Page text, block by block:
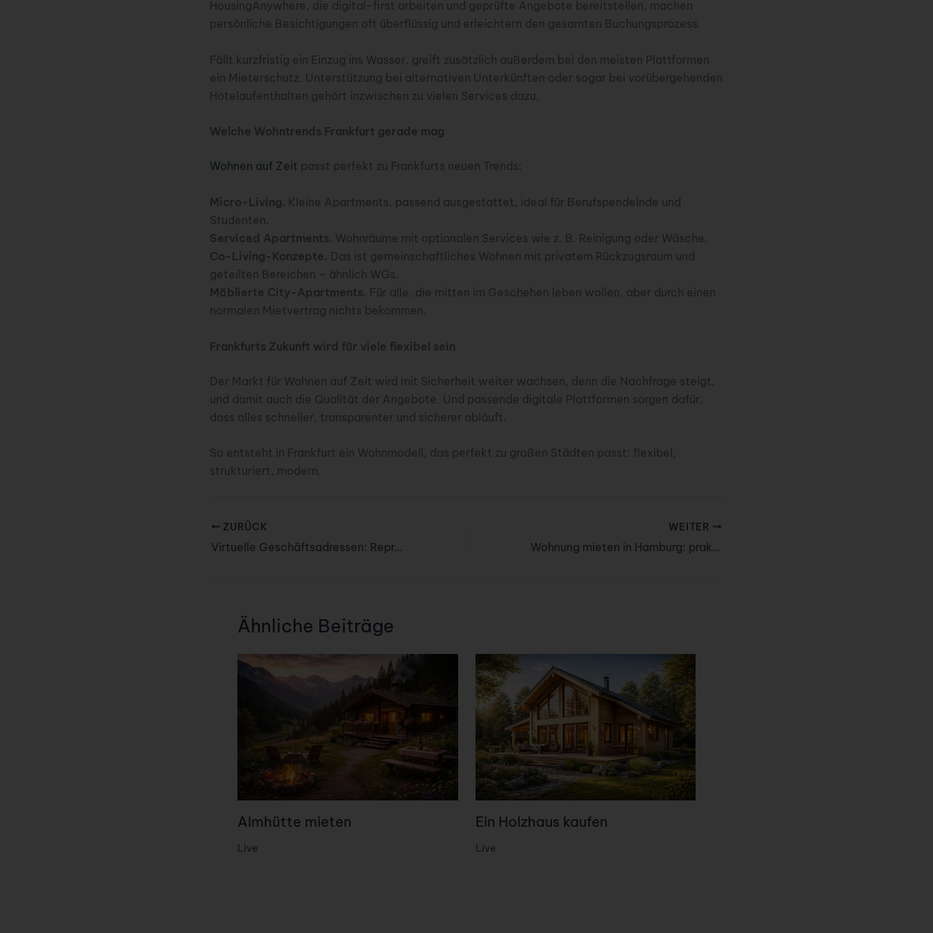
HousingAnywhere, die digital-first arbeiten und geprüfte Angebote bereitstellen, machen
persönliche Besichtigungen oft überflüssig und erleichtern den gesamten Buchungsprozess.
Fällt kurzfristig ein Einzug ins Wasser, greift zusätzlich außerdem bei den meisten Plattformen
ein Mieterschutz. Unterstützung bei alternativen Unterkünften oder sogar bei vorübergehenden
Hotelaufenthalten gehört inzwischen zu vielen Services dazu.
Welche Wohntrends Frankfurt gerade mag
Wohnen auf Zeit passt perfekt zu Frankfurts neuen Trends:
Micro-Living. Kleine Apartments, passend ausgestattet, ideal für Berufspendelnde und
Studenten.
Serviced Apartments. Wohnräume mit optionalen Services wie z. B. Reinigung oder Wäsche.
Co-Living-Konzepte. Das ist gemeinschaftliches Wohnen mit privatem Rückzugsraum und
geteilten Bereichen – ähnlich WGs.
Möblierte City-Apartments. Für alle, die mitten im Geschehen leben wollen, aber durch einen
normalen Mietvertrag nichts bekommen.
Frankfurts Zukunft wird für viele flexibel sein
Der Markt für Wohnen auf Zeit wird mit Sicherheit weiter wachsen, denn die Nachfrage steigt,
und damit auch die Qualität der Angebote. Und passende digitale Plattformen sorgen dafür,
dass alles schneller, transparenter und sicherer abläuft.
So entsteht in Frankfurt ein Wohnmodell, das perfekt zu großen Städten passt: flexibel,
strukturiert, modern.
ZURÜCK
Virtuelle Geschäftsadressen: Repräsentanz und Flexibilität für moderne Unternehmen
WEITER
Wohnung mieten in Hamburg: praktische Tipps für Berufstätige & Studenten
Ähnliche Beiträge
Almhütte mieten
Live
Ein Holzhaus kaufen
Live